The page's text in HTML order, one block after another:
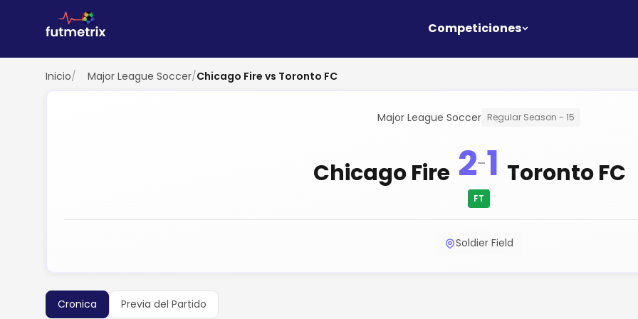
Competiciones
Inicio/ Major League Soccer/Chicago Fire vs Toronto FC
Major League Soccer Regular Season - 15
Chicago Fire 2-1
FT
Toronto FC
Soldier Field
Cronica Previa del Partido